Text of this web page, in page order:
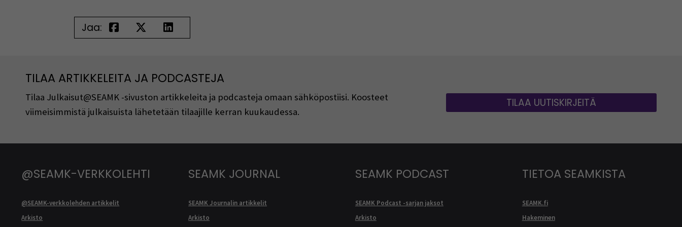
Jaa:
TILAA ARTIKKELEITA JA PODCASTEJA
Tilaa Julkaisut@SEAMK -sivuston artikkeleita ja podcasteja omaan sähköpostiisi. Koosteet
viimeisimmistä julkaisuista lähetetään tilaajille kerran kuukaudessa.
TILAA UUTISKIRJEITÄ
@SEAMK-VERKKOLEHTI
@SEAMK-verkkolehden artikkelit
Arkisto
SEAMK JOURNAL
SEAMK Journalin artikkelit
Arkisto
SEAMK PODCAST
SEAMK Podcast -sarjan jaksot
Arkisto
TIETOA SEAMKISTA
SEAMK.fi
Hakeminen